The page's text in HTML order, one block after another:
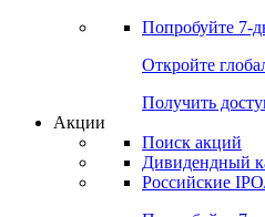
Попробуйте 7-
Откройте
Получить
Акции
Поиск акций
Дивидендный
Российские